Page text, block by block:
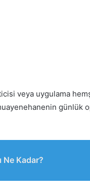
veya uygulama
günlük
Ne Kadar?